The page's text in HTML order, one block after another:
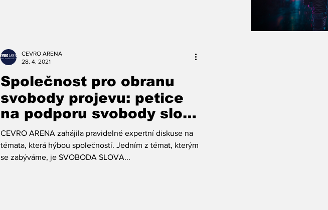
Společnost pro obranu
svobody projevu: petice
na podporu svobody slova
na sociálních sítích
CEVRO ARENA zahájila pravidelné expertní diskuse na
témata, která hýbou společností. Jedním z témat, kterým
se zabýváme, je SVOBODA SLOVA...
CEVRO ARENA
28. 4. 2021